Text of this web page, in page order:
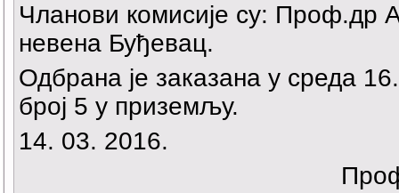
Чланови комисије су:
невена Буђевац.
Одбрана је заказана у среда
број 5 у приземљу.
14. 03. 2016.